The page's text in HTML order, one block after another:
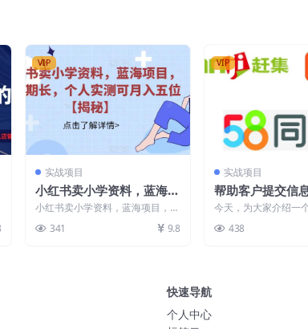
VIP
实战项目
小红书卖小学资料，蓝海项
目，红利期长，个人实测可
小红书卖小学资料，蓝海项目，红
秘】 大家好，今天给...
341 9.8
VIP
实战项目
帮助客户提交信
告网站，轻松赚
元，简单上传信
今天，为大家介绍一
间，帮助客户上传资料
438
快速导航
个人中心